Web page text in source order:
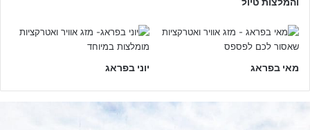
ך
מאי בפראג יוני בפראג